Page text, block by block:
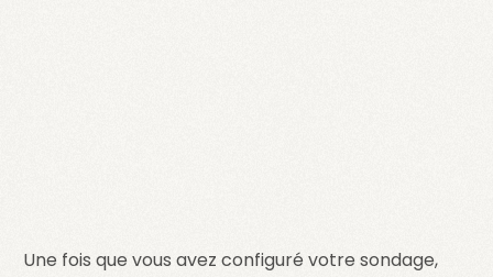
Une fois que vous avez configuré votre sondage,